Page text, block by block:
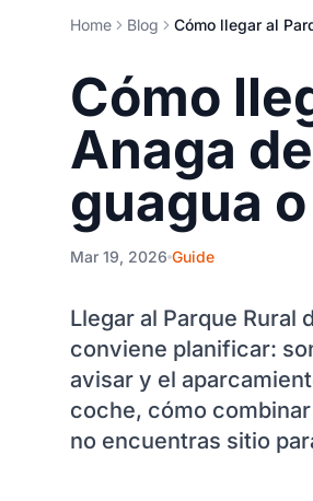
Home Blog Cómo llegar al
Cómo
Anaga
guagua
Mar 19, 2026 Guide
Llegar al Parque Rural
conviene planificar:
avisar y el
coche, cómo
no encuentras sitio